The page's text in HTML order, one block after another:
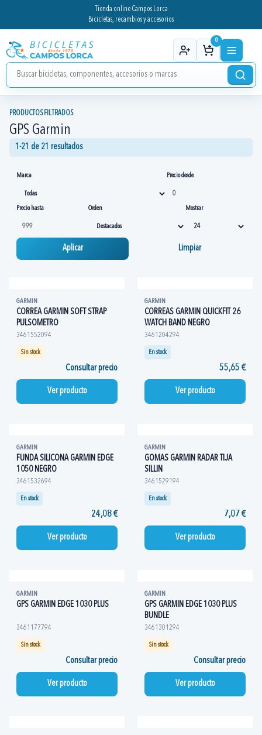
Tienda online Campos Lorca
Bicicletas, recambios y accesorios
0
PRODUCTOS FILTRADOS
GPS Garmin
1-21 de 21 resultados
Marca Precio desde
Precio hasta Orden Mostrar
Aplicar Limpiar
GARMIN
CORREA GARMIN SOFT STRAP
PULSOMETRO
3461552094
Sin stock
Consultar precio
Ver producto
GARMIN
CORREAS GARMIN QUICKFIT 26
WATCH BAND NEGRO
3461204294
En stock
55,65 €
Ver producto
GARMIN
FUNDA SILICONA GARMIN EDGE
1050 NEGRO
3461532694
En stock
24,08 €
Ver producto
GARMIN
GOMAS GARMIN RADAR TIJA
SILLIN
3461529194
En stock
7,07 €
Ver producto
GARMIN
GPS GARMIN EDGE 1030 PLUS
3461177794
Sin stock
Consultar precio
Ver producto
GARMIN
GPS GARMIN EDGE 1030 PLUS
BUNDLE
3461301294
Sin stock
Consultar precio
Ver producto